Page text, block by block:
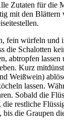
Zutaten für die
mit den Blättern
fein würfeln und
die Schalotten
abtropfen lassen
Kurz
Weißwein)
lassen.
Sobald die
restliche
bis die Graupen